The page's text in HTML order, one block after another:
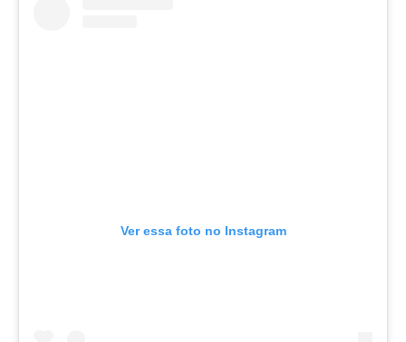
Ver essa foto no Instagram